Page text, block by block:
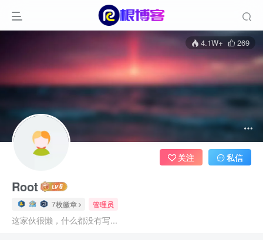
4.1W+ 269
Root
7枚徽章 管理员
这家伙很懒，什么都没有写...
关注 私信